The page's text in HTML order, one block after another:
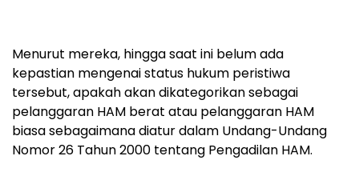
Menurut mereka, hingga saat ini belum ada
kepastian mengenai status hukum peristiwa
tersebut, apakah akan dikategorikan sebagai
pelanggaran HAM berat atau pelanggaran HAM
biasa sebagaimana diatur dalam Undang-Undang
Nomor 26 Tahun 2000 tentang Pengadilan HAM.